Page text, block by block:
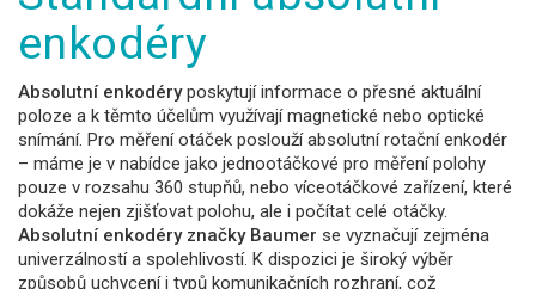
enkodéry
Absolutní enkodéryposkytují informace o přesné aktuální
poloze a k těmto účelům využívají magnetické nebo optické
snímání. Pro měření otáček poslouží absolutní rotační enkodér
– máme je v nabídce jako jednootáčkové pro měření polohy
pouze v rozsahu 360 stupňů, nebo víceotáčkové zařízení, které
dokáže nejen zjišťovat polohu, ale i počítat celé otáčky.
Absolutní enkodéry značky Baumer se vyznačují zejména
univerzálností a spolehlivostí. K dispozici je široký výběr
způsobů uchycení i typů komunikačních rozhraní, což